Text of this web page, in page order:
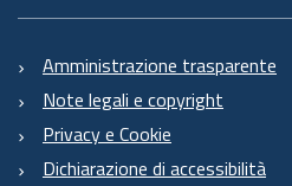
Amministrazione trasparente
Note legali e copyright
Privacy e Cookie
Dichiarazione di accessibilità